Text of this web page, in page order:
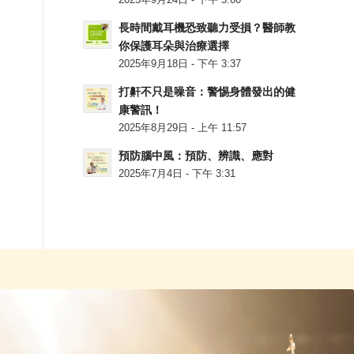
長時間戴耳機恐致聽力受損？醫師教
你保護耳朵與治療選擇
2025年9月18日 - 下午 3:37
打鼾不只是噪音：警惕身體發出的健
康警訊！
2025年8月29日 - 上午 11:57
預防腦中風：預防、辨識、應對
2025年7月4日 - 下午 3:31